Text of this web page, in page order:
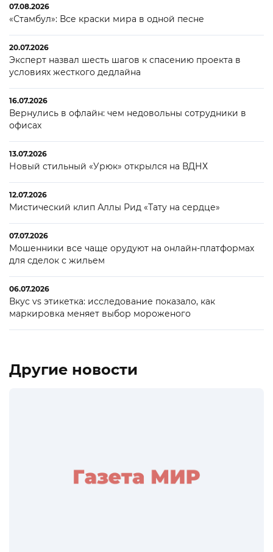
07.08.2026
«Стамбул»: Все краски мира в одной песне
20.07.2026
Эксперт назвал шесть шагов к спасению проекта в
условиях жесткого дедлайна
16.07.2026
Вернулись в офлайн: чем недовольны сотрудники в
офисах
13.07.2026
Новый стильный «Урюк» открылся на ВДНХ
12.07.2026
Мистический клип Аллы Рид «Тату на сердце»
07.07.2026
Мошенники все чаще орудуют на онлайн-платформах
для сделок с жильем
06.07.2026
Вкус vs этикетка: исследование показало, как
маркировка меняет выбор мороженого
Другие новости